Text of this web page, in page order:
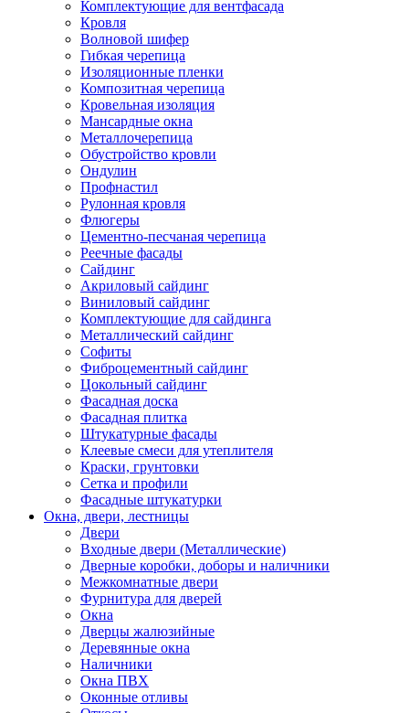
Комплектующие для вентфасада
Кровля
Волновой шифер
Гибкая черепица
Изоляционные пленки
Композитная черепица
Кровельная изоляция
Мансардные окна
Металлочерепица
Обустройство кровли
Ондулин
Профнастил
Рулонная кровля
Флюгеры
Цементно-песчаная черепица
Реечные фасады
Сайдинг
Акриловый сайдинг
Виниловый сайдинг
Комплектующие для сайдинга
Металлический сайдинг
Софиты
Фиброцементный сайдинг
Цокольный сайдинг
Фасадная доска
Фасадная плитка
Штукатурные фасады
Клеевые смеси для утеплителя
Краски, грунтовки
Сетка и профили
Фасадные штукатурки
Окна, двери, лестницы
Двери
Входные двери (Металлические)
Дверные коробки, доборы и наличники
Межкомнатные двери
Фурнитура для дверей
Окна
Дверцы жалюзийные
Деревянные окна
Наличники
Окна ПВХ
Оконные отливы